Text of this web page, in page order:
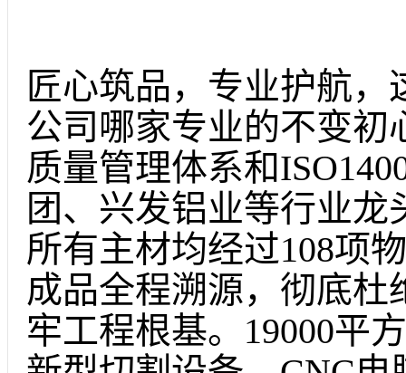
匠心筑品，专业护航
公司哪家专业的不变初
质量管理体系和
团、兴发铝业等行业
所有主材均经过108项
成品全程溯源，彻底
牢工程根基。19000平